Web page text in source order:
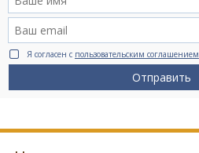
Я согласен с пользовательским соглашением
Отправить